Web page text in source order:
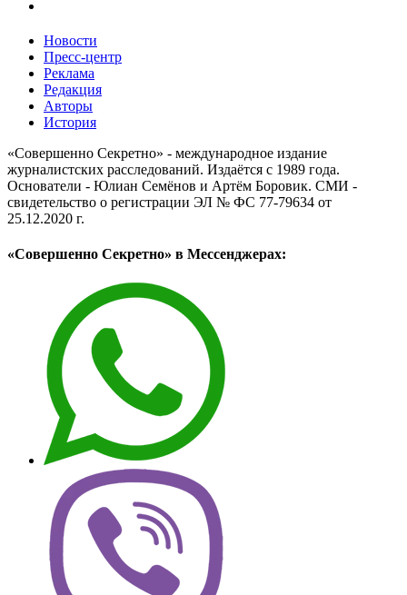
Новости
Пресс-центр
Реклама
Редакция
Авторы
История
«Совершенно Секретно» - международное издание
журналистских расследований. Издаётся с 1989 года.
Основатели - Юлиан Семёнов и Артём Боровик. CМИ -
свидетельство о регистрации ЭЛ № ФС 77-79634 от
25.12.2020 г.
«Совершенно Секретно» в Мессенджерах: